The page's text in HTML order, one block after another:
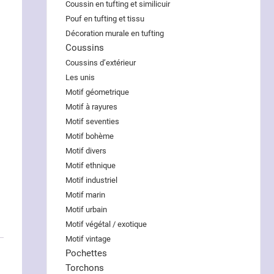
Coussin en tufting et similicuir
Pouf en tufting et tissu
Décoration murale en tufting
Coussins
Coussins d’extérieur
Les unis
Motif géometrique
Motif à rayures
Motif seventies
Motif bohème
Motif divers
Motif ethnique
Motif industriel
Motif marin
Motif urbain
Motif végétal / exotique
Motif vintage
Pochettes
Torchons